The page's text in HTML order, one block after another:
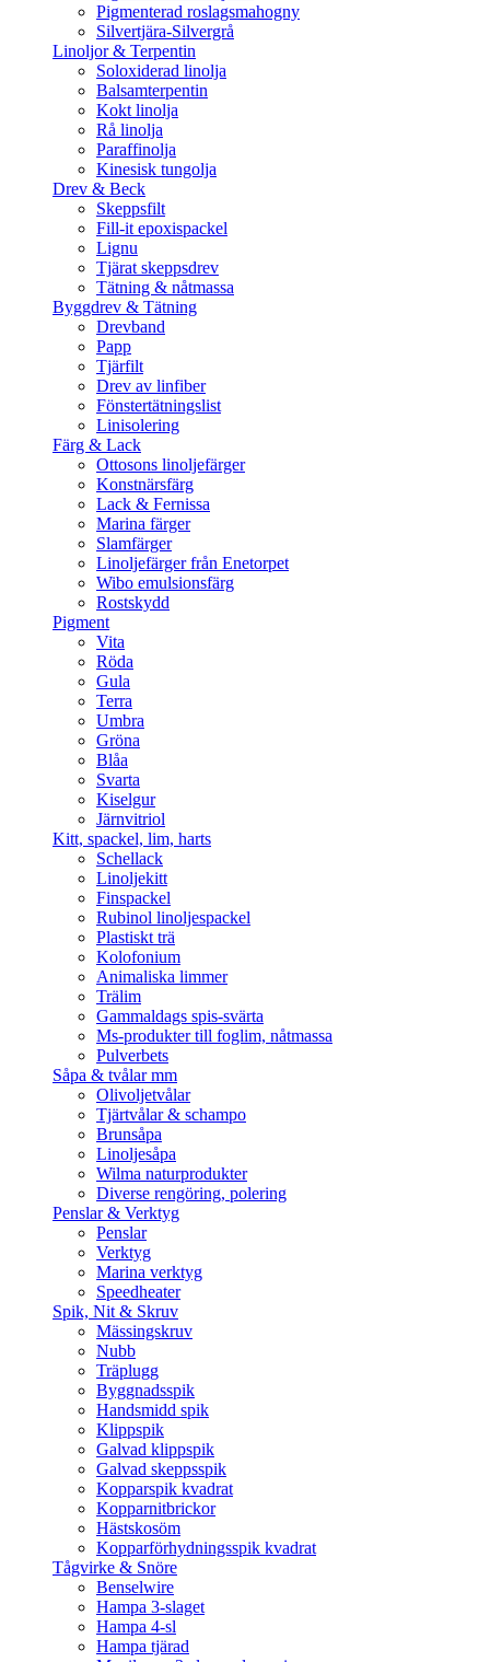
Pigmenterad roslagsmahogny
Silvertjära-Silvergrå
Linoljor & Terpentin
Soloxiderad linolja
Balsamterpentin
Kokt linolja
Rå linolja
Paraffinolja
Kinesisk tungolja
Drev & Beck
Skeppsfilt
Fill-it epoxispackel
Lignu
Tjärat skeppsdrev
Tätning & nåtmassa
Byggdrev & Tätning
Drevband
Papp
Tjärfilt
Drev av linfiber
Fönstertätningslist
Linisolering
Färg & Lack
Ottosons linoljefärger
Konstnärsfärg
Lack & Fernissa
Marina färger
Slamfärger
Linoljefärger från Enetorpet
Wibo emulsionsfärg
Rostskydd
Pigment
Vita
Röda
Gula
Terra
Umbra
Gröna
Blåa
Svarta
Kiselgur
Järnvitriol
Kitt, spackel, lim, harts
Schellack
Linoljekitt
Finspackel
Rubinol linoljespackel
Plastiskt trä
Kolofonium
Animaliska limmer
Trälim
Gammaldags spis-svärta
Ms-produkter till foglim, nåtmassa
Pulverbets
Såpa & tvålar mm
Olivoljetvålar
Tjärtvålar & schampo
Brunsåpa
Linoljesåpa
Wilma naturprodukter
Diverse rengöring, polering
Penslar & Verktyg
Penslar
Verktyg
Marina verktyg
Speedheater
Spik, Nit & Skruv
Mässingskruv
Nubb
Träplugg
Byggnadsspik
Handsmidd spik
Klippspik
Galvad klippspik
Galvad skeppsspik
Kopparspik kvadrat
Kopparnitbrickor
Hästskosöm
Kopparförhydningsspik kvadrat
Tågvirke & Snöre
Benselwire
Hampa 3-slaget
Hampa 4-sl
Hampa tjärad